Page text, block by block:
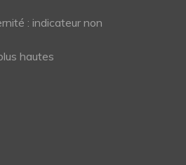
: indicateur non
hautes